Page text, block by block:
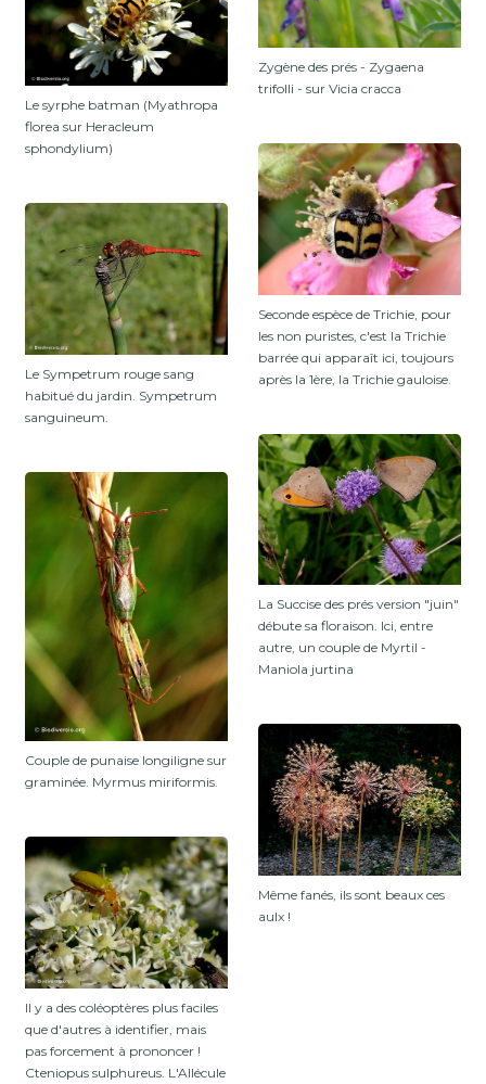
Le syrphe batman (Myathropa
florea sur Heracleum
sphondylium)
Le Sympetrum rouge sang
habitué du jardin. Sympetrum
sanguineum.
Couple de punaise longiligne sur
graminée. Myrmus miriformis.
Il y a des coléoptères plus faciles
que d'autres à identifier, mais
pas forcement à prononcer !
Cteniopus sulphureus. L'Allécule
Zygène des prés - Zygaena
trifolli - sur Vicia cracca
Seconde espèce de Trichie, pour
les non puristes, c'est la Trichie
barrée qui apparaît ici, toujours
après la 1ère, la Trichie gauloise.
La Succise des prés version "juin"
débute sa floraison. Ici, entre
autre, un couple de Myrtil -
Maniola jurtina
Même fanés, ils sont beaux ces
aulx !